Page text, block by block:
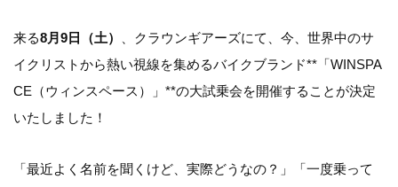
来る8月9日（土）
、クラウンギアーズにて、今、世界中のサ
イクリストから熱い視線を集めるバイクブランド**「WINSPA
CE（ウィンスペース）」**の大試乗会を開催することが決定
いたしました！
「最近よく名前を聞くけど、実際どうなの？」「一度乗って